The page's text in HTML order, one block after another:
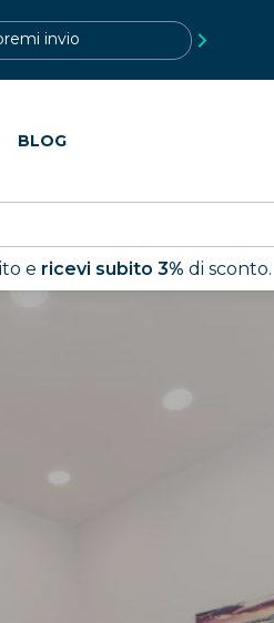
BLOG
e ricevi subito 3% di sconto.